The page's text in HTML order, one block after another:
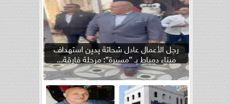
رجل الأعمال عادل شحاتة يدين استهداف
ميناء دمياط بـ ”مسيرة”: مرحلة فارقة...